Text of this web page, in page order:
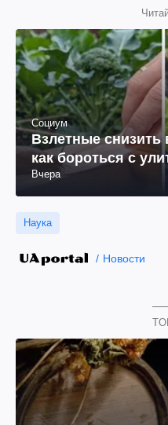
Социум
Взлетные
как бороться с
Вчера
Наука
Новости